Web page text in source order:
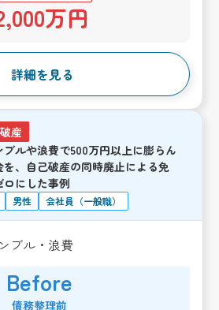
万円
詳細を見る
産
ブルや浪費で500万円以上に膨らん
を、自己破産の同時廃止による免
ロにした事例
男性 会社員（一般職）
ブル・浪費
Before
債務整理前